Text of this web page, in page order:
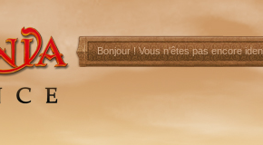
Bonjour !Vous n'êtes pas encore